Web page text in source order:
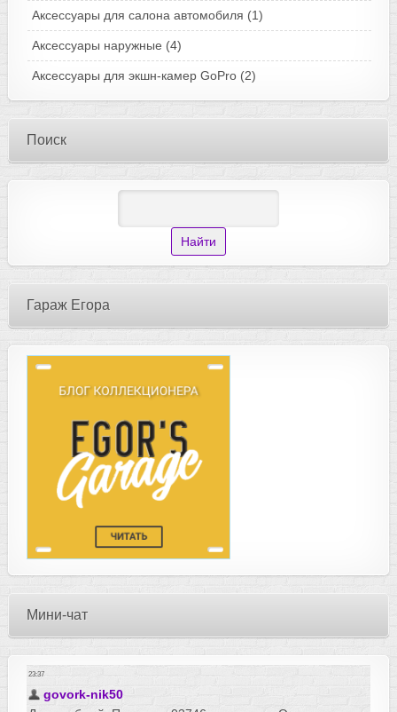
Аксессуары для салона автомобиля (1)
Аксессуары наружные (4)
Аксессуары для экшн-камер GoPro (2)
Поиск
Гараж Егора
Мини-чат